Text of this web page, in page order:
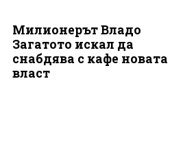
Милионерът Владо
Загатото искал да
снабдява с кафе новата
власт